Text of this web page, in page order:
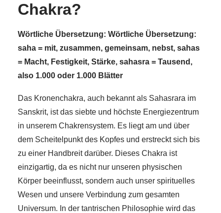
Chakra?
Wörtliche Übersetzung: Wörtliche Übersetzung:
saha = mit, zusammen, gemeinsam, nebst, sahas
= Macht, Festigkeit, Stärke, sahasra = Tausend,
also 1.000 oder 1.000 Blätter
Das Kronenchakra, auch bekannt als Sahasrara im
Sanskrit, ist das siebte und höchste Energiezentrum
in unserem Chakrensystem. Es liegt am und über
dem Scheitelpunkt des Kopfes und erstreckt sich bis
zu einer Handbreit darüber. Dieses Chakra ist
einzigartig, da es nicht nur unseren physischen
Körper beeinflusst, sondern auch unser spirituelles
Wesen und unsere Verbindung zum gesamten
Universum. In der tantrischen Philosophie wird das